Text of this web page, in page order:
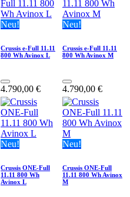
Neu!
Crussis e-Full 11.11
800 Wh Avinox L
4.790,00 €
Neu!
Crussis e-Full 11.11
800 Wh Avinox M
4.790,00 €
Neu!
Crussis ONE-Full
11.11 800 Wh
Avinox L
Neu!
Crussis ONE-Full
11.11 800 Wh Avinox
M